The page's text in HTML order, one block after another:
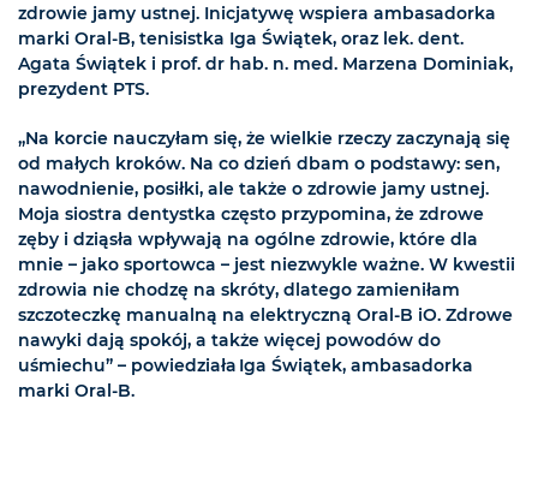
zdrowie jamy ustnej. Inicjatywę wspiera ambasadorka
marki Oral-B, tenisistka Iga Świątek, oraz lek. dent.
Agata Świątek i prof. dr hab. n. med. Marzena Dominiak,
prezydent PTS.
„Na korcie nauczyłam się, że wielkie rzeczy zaczynają się
od małych kroków. Na co dzień dbam o podstawy: sen,
nawodnienie, posiłki, ale także o zdrowie jamy ustnej.
Moja siostra dentystka często przypomina, że zdrowe
zęby i dziąsła wpływają na ogólne zdrowie, które dla
mnie – jako sportowca – jest niezwykle ważne. W kwestii
zdrowia nie chodzę na skróty, dlatego zamieniłam
szczoteczkę manualną na elektryczną Oral-B iO. Zdrowe
nawyki dają spokój, a także więcej powodów do
uśmiechu” – powiedziała Iga Świątek, ambasadorka
marki Oral-B.